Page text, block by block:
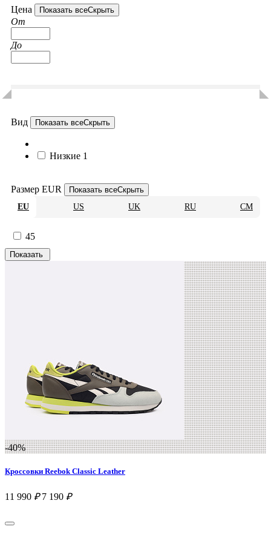
Цена Показать всеСкрыть
От
До
Вид Показать всеСкрыть
Низкие 1
Размер EUR Показать всеСкрыть
EU
US UK RU CM
45
-40%
Кроссовки Reebok Classic Leather
11 990 ₽ 7 190 ₽